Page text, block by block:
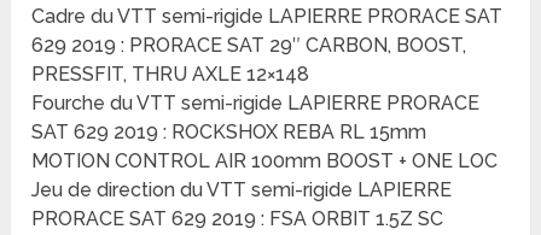
Cadre du VTT semi-rigide LAPIERRE PRORACE SAT
629 2019 : PRORACE SAT 29″ CARBON, BOOST,
PRESSFIT, THRU AXLE 12×148
Fourche du VTT semi-rigide LAPIERRE PRORACE
SAT 629 2019 : ROCKSHOX REBA RL 15mm
MOTION CONTROL AIR 100mm BOOST + ONE LOC
Jeu de direction du VTT semi-rigide LAPIERRE
PRORACE SAT 629 2019 : FSA ORBIT 1.5Z SC